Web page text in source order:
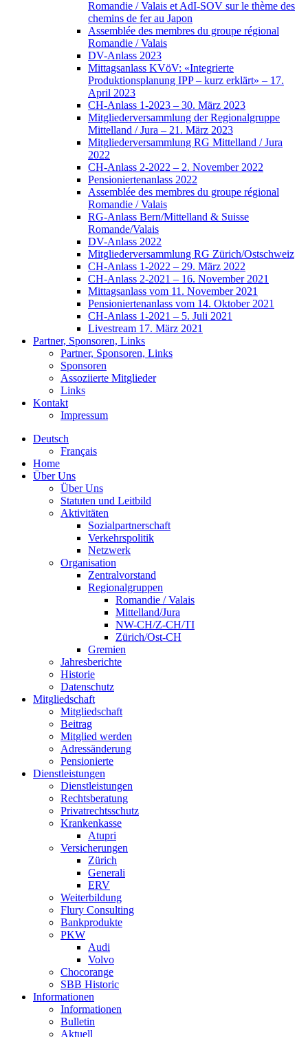
Romandie / Valais et AdI-SOV sur le thème des
chemins de fer au Japon
Assemblée des membres du groupe régional
Romandie / Valais
DV-Anlass 2023
Mittagsanlass KVöV: «Integrierte
Produktionsplanung IPP – kurz erklärt» – 17.
April 2023
CH-Anlass 1-2023 – 30. März 2023
Mitgliederversammlung der Regionalgruppe
Mittelland / Jura – 21. März 2023
Mitgliederversammlung RG Mittelland / Jura
2022
CH-Anlass 2-2022 – 2. November 2022
Pensioniertenanlass 2022
Assemblée des membres du groupe régional
Romandie / Valais
RG-Anlass Bern/Mittelland & Suisse
Romande/Valais
DV-Anlass 2022
Mitgliederversammlung RG Zürich/Ostschweiz
CH-Anlass 1-2022 – 29. März 2022
CH-Anlass 2-2021 – 16. November 2021
Mittagsanlass vom 11. November 2021
Pensioniertenanlass vom 14. Oktober 2021
CH-Anlass 1-2021 – 5. Juli 2021
Livestream 17. März 2021
Partner, Sponsoren, Links
Partner, Sponsoren, Links
Sponsoren
Assoziierte Mitglieder
Links
Kontakt
Impressum
Deutsch
Français
Home
Über Uns
Über Uns
Statuten und Leitbild
Aktivitäten
Sozialpartnerschaft
Verkehrspolitik
Netzwerk
Organisation
Zentralvorstand
Regionalgruppen
Romandie / Valais
Mittelland/Jura
NW-CH/Z-CH/TI
Zürich/Ost-CH
Gremien
Jahresberichte
Historie
Datenschutz
Mitgliedschaft
Mitgliedschaft
Beitrag
Mitglied werden
Adressänderung
Pensionierte
Dienstleistungen
Dienstleistungen
Rechtsberatung
Privatrechtsschutz
Krankenkasse
Atupri
Versicherungen
Zürich
Generali
ERV
Weiterbildung
Flury Consulting
Bankprodukte
PKW
Audi
Volvo
Chocorange
SBB Historic
Informationen
Informationen
Bulletin
Aktuell